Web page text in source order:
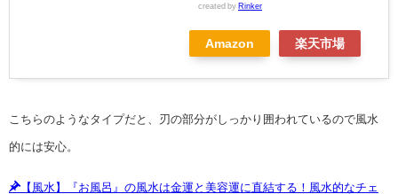
created by Rinker
Amazon 楽天市場
こちらのようなタイプだと、刃の部分がしっかり囲われているので風水
的には安心。
【風水】『お風呂』の風水は金運と美容運に直結する！風水的なチェ